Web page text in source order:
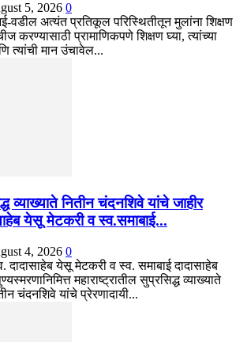
5, 2026 0
वडील अत्यंत प्रतिकूल परिस्थितीतून मुलांना शिक्षण
करण्यासाठी प्रामाणिकपणे शिक्षण घ्या, त्यांच्या
त्यांची मान उंचावेल...
व्याख्याते नितीन चंदनशिवे यांचे जाहीर
येसू मेटकरी व स्व.समाबाई...
4, 2026 0
दादासाहेब येसू मेटकरी व स्व. समाबाई दादासाहेब
महाराष्ट्रातील सुप्रसिद्ध व्याख्याते
चंदनशिवे यांचे प्रेरणादायी...